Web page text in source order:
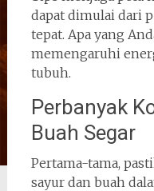
dapat dimulai dari
tepat. Apa yang
memengaruhi
tubuh.
Perbanyak
Buah Segar
Pertama-tama,
sayur dan buah